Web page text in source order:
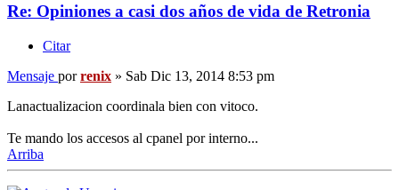
Re: Opiniones a casi dos años de vida de Retronia
Citar
Mensaje porrenix » Sab Dic 13, 2014 8:53 pm
Lanactualizacion coordinala bien con vitoco.
Te mando los accesos al cpanel por interno...
Arriba